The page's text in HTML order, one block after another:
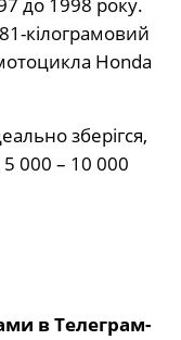
кілограмовий
Honda
зберігся,
000 – 10 000
в Телеграм-